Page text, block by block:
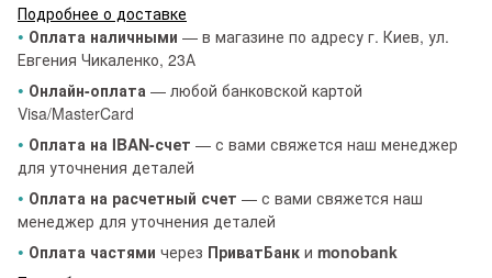
Подробнее о доставке
• Оплата наличными — в магазине по адресу г. Киев, ул.
Евгения Чикаленко, 23А
• Онлайн-оплата — любой банковской картой
Visa/MasterCard
• Оплата на IBAN-счет — с вами свяжется наш менеджер
для уточнения деталей
• Оплата на расчетный счет — с вами свяжется наш
менеджер для уточнения деталей
• Оплата частями через ПриватБанк и monobank